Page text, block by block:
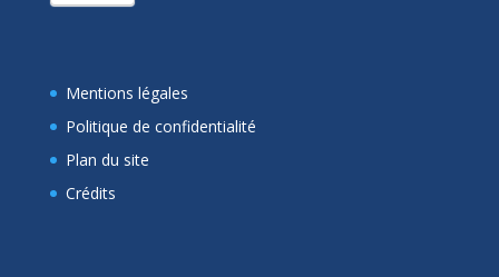
Mentions légales
Politique de confidentialité
Plan du site
Crédits